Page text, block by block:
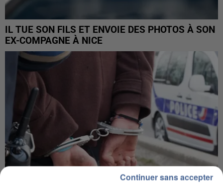
IL TUE SON FILS ET ENVOIE DES PHOTOS À SON
EX-COMPAGNE À NICE
Continuer sans accepter